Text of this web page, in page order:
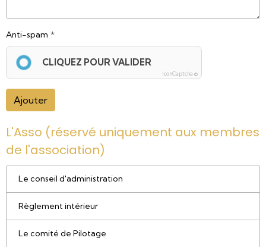
Anti-spam
CLIQUEZ POUR VALIDER
IconCaptcha ©
Ajouter
L'Asso (réservé uniquement aux membres
de l'association)
Le conseil d'administration
Règlement intérieur
Le comité de Pilotage